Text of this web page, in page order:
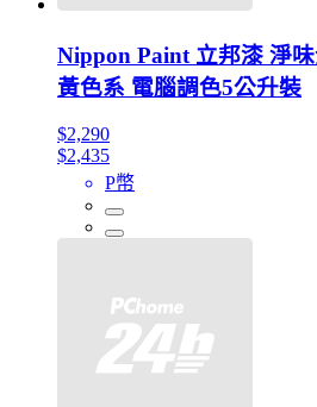
Nippon Paint 立邦漆 淨
黃色系 電腦調色5公升裝
$2,290
$2,435
P幣